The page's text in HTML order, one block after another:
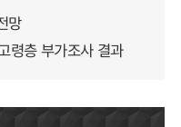
망
령층 부가조사 결과